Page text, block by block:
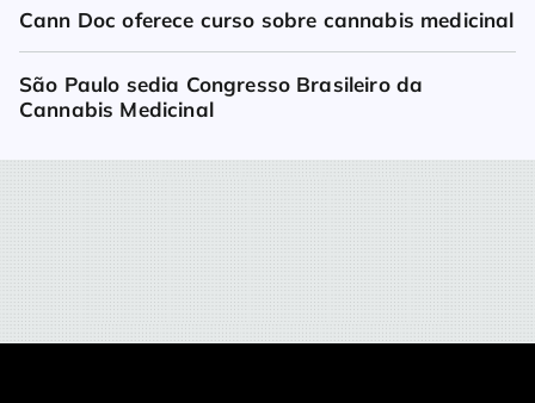
Cann Doc oferece curso sobre cannabis medicinal
São Paulo sedia Congresso Brasileiro da
Cannabis Medicinal